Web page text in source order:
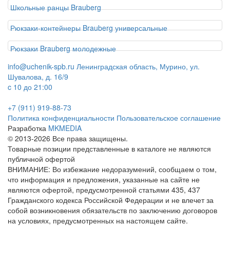
Школьные ранцы Brauberg
Рюкзаки-контейнеры Brauberg универсальные
Рюкзаки Brauberg молодежные
info@uchenik-spb.ru Ленинградская область, Мурино, ул.
Шувалова, д. 16/9
c 10 до 21:00
+7 (911) 919-88-73
Политика конфиденциальности Пользовательское соглашение
Разработка MKMEDIA
© 2013-2026 Все права защищены.
Товарные позиции представленные в каталоге не являются
публичной офертой
ВНИМАНИЕ: Во избежание недоразумений, сообщаем о том,
что информация и предложения, указанные на сайте не
являются офертой, предусмотренной статьями 435, 437
Гражданского кодекса Российской Федерации и не влечет за
собой возникновения обязательств по заключению договоров
на условиях, предусмотренных на настоящем сайте.